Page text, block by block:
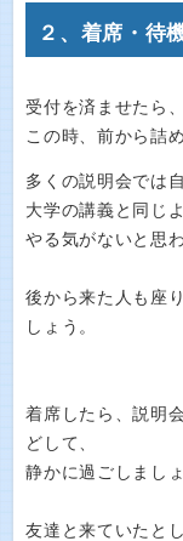
２、着席・待
受付を済ませたら
この時、前から詰
多くの説明会では
大学の講義と同じ
やる気がないと思
後から来た人も座
しょう。
着席したら、説明
どして、
静かに過ごしましょ
友達と来ていたと